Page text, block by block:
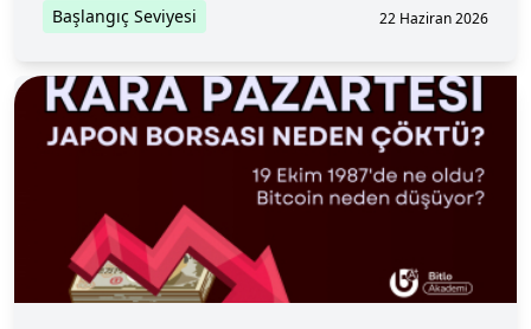
Başlangıç Seviyesi 22 Haziran 2026